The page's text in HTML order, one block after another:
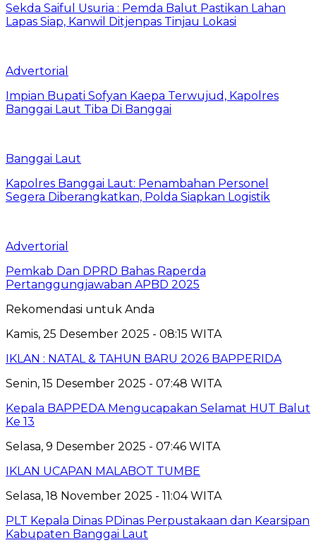
Sekda Saiful Usuria : Pemda Balut Pastikan Lahan
Lapas Siap, Kanwil Ditjenpas Tinjau Lokasi
Advertorial
Impian Bupati Sofyan Kaepa Terwujud, Kapolres
Banggai Laut Tiba Di Banggai
Banggai Laut
Kapolres Banggai Laut: Penambahan Personel
Segera Diberangkatkan, Polda Siapkan Logistik
Advertorial
Pemkab Dan DPRD Bahas Raperda
Pertanggungjawaban APBD 2025
Rekomendasi untuk Anda
Kamis, 25 Desember 2025 - 08:15 WITA
IKLAN : NATAL & TAHUN BARU 2026 BAPPERIDA
Senin, 15 Desember 2025 - 07:48 WITA
Kepala BAPPEDA Mengucapakan Selamat HUT Balut
Ke 13
Selasa, 9 Desember 2025 - 07:46 WITA
IKLAN UCAPAN MALABOT TUMBE
Selasa, 18 November 2025 - 11:04 WITA
PLT Kepala Dinas PDinas Perpustakaan dan Kearsipan
Kabupaten Banggai Laut